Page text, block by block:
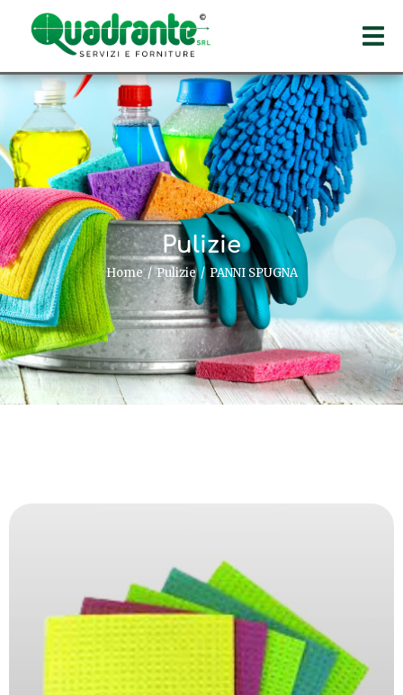
Pulizie
Tu sei qui: Home Pulizie PANNI SPUGNA